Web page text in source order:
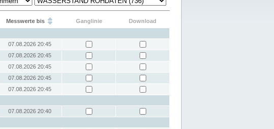
Messwerte bis Ganglinie
Download
07.08.2026 20:45
07.08.2026 20:45
07.08.2026 20:45
07.08.2026 20:45
07.08.2026 20:45
07.08.2026 20:40